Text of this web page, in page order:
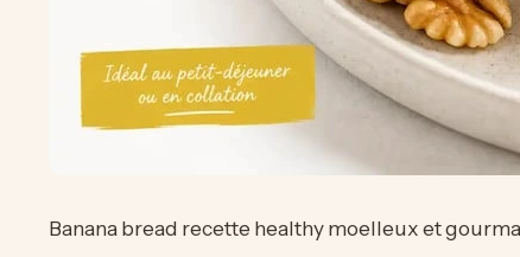
Banana bread recette healthy moelleux et